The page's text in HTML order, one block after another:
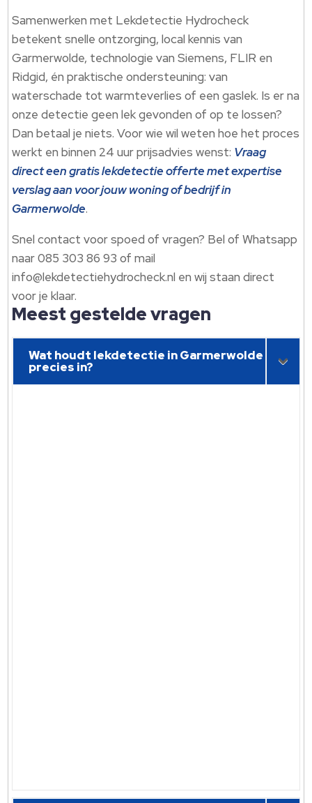
Samenwerken met Lekdetectie Hydrocheck
betekent snelle ontzorging, local kennis van
Garmerwolde, technologie van Siemens, FLIR en
Ridgid, én praktische ondersteuning: van
waterschade tot warmteverlies of een gaslek. Is er na
onze detectie geen lek gevonden of op te lossen?
Dan betaal je niets. Voor wie wil weten hoe het proces
werkt en binnen 24 uur prijsadvies wenst: Vraag
direct een gratis lekdetectie offerte met expertise
verslag aan voor jouw woning of bedrijf in
Garmerwolde.
Snel contact voor spoed of vragen? Bel of Whatsapp
naar 085 303 86 93 of mail
info@lekdetectiehydrocheck.nl en wij staan direct
voor je klaar.
Meest gestelde vragen
Wat houdt lekdetectie in Garmerwolde
precies in?